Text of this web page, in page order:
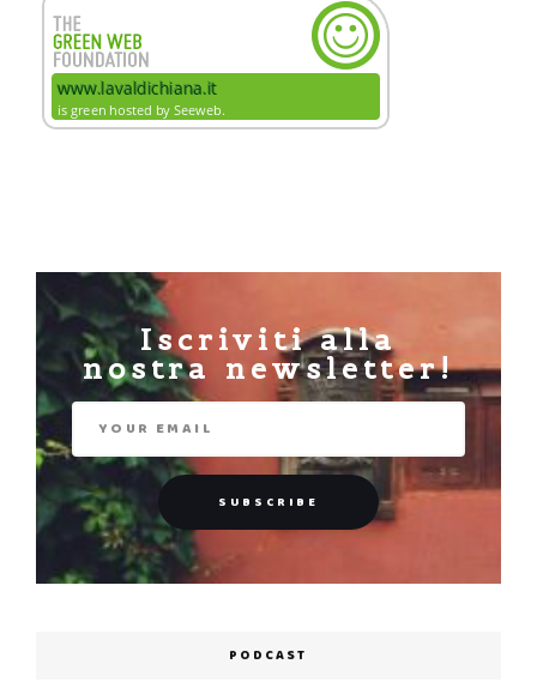
Iscriviti alla
nostra newsletter!
PODCAST